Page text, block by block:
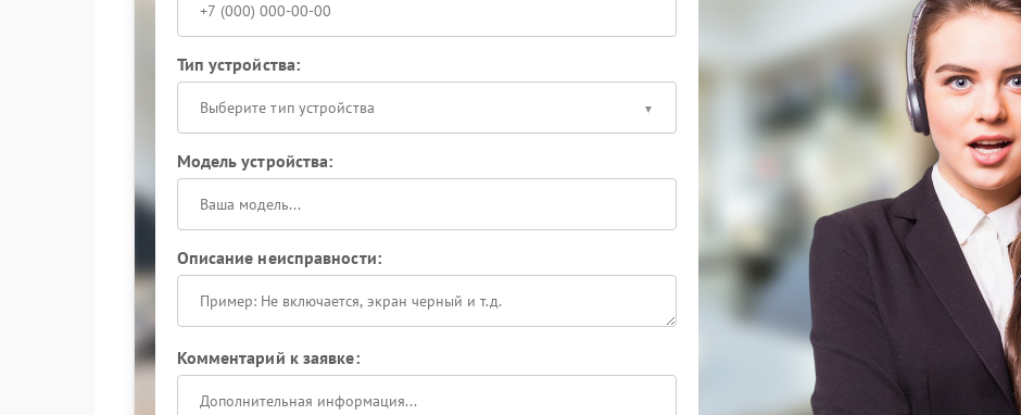
Тип устройства:
Выберите тип устройства
Модель устройства:
Описание неисправности:
Комментарий к заявке: